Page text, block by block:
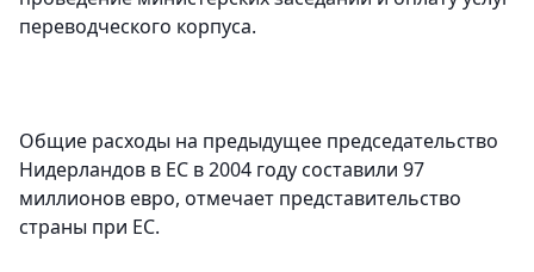
переводческого корпуса.
Общие расходы на предыдущее председательство
Нидерландов в ЕС в 2004 году составили 97
миллионов евро, отмечает представительство
страны при ЕС.